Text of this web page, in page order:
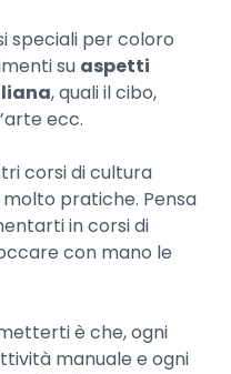
speciali per coloro
su aspetti
, quali il cibo,
ecc.
corsi di cultura
pratiche. Pensa
in corsi di
con mano le
è che, ogni
manuale e ogni